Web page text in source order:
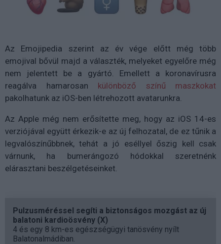
Az Emojipedia szerint az év vége előtt még több
emojival bővül majd a választék, melyeket egyelőre még
nem jelentett be a gyártó. Emellett a koronavírusra
reagálva hamarosan különböző színű maszkokat
pakolhatunk az iOS-ben létrehozott avatarunkra.
Az Apple még nem erősítette meg, hogy az iOS 14-es
verziójával együtt érkezik-e az új felhozatal, de ez tűnik a
legvalószínűbbnek, tehát a jó eséllyel őszig kell csak
várnunk, ha bumerángozó hódokkal szeretnénk
elárasztani beszélgetéseinket.
Pulzusméréssel segíti a biztonságos mozgást az új
balatoni kardioösvény (X)
4 és egy 8 km-es egészségügyi tanösvény nyílt
Balatonalmádiban.